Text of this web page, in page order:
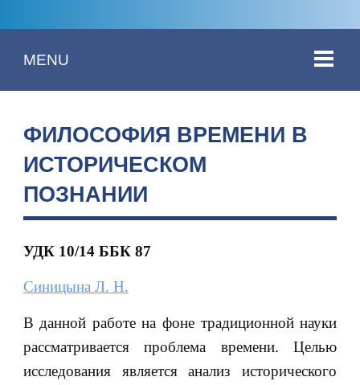
MENU
ФИЛОСОФИЯ ВРЕМЕНИ В
ИСТОРИЧЕСКОМ
ПОЗНАНИИ
УДК 10/14 ББК 87
Синицына Л. Н.
В данной работе на фоне традиционной науки
рассматривается проблема времени. Целью
исследования является анализ исторического